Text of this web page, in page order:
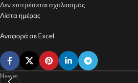
Δεν επιτρέπεται σχολιασμός
Λίστα ημέρας
Αναφορά σε Excel
Newer